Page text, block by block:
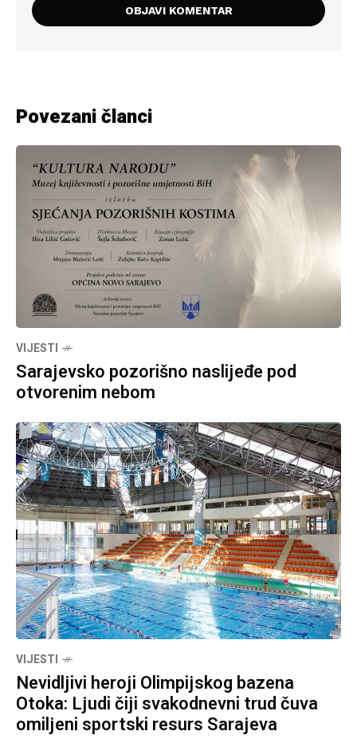
Povezani članci
VIJESTI
Sarajevsko pozorišno naslijeđe pod
otvorenim nebom
VIJESTI
Nevidljivi heroji Olimpijskog bazena
Otoka: Ljudi čiji svakodnevni trud čuva
omiljeni sportski resurs Sarajeva